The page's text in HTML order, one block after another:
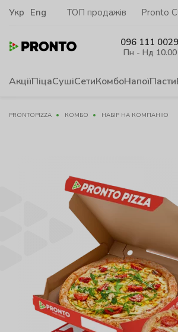
Укр Eng ТОП продажів Pronto
096 111 0029
Пн - Нд
АкціїПіцаСушіСетиКомбоНапоїПасти
PRONTOPIZZA КОМБО НАБІР НА КОМПАНІЮ